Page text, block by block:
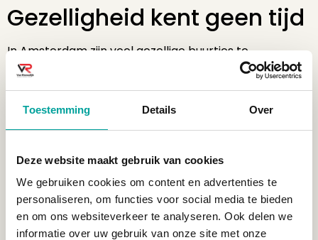
Toestemming Details Over
Deze website maakt gebruik van cookies
We gebruiken cookies om content en advertenties te
personaliseren, om functies voor social media te bieden
en om ons websiteverkeer te analyseren. Ook delen we
informatie over uw gebruik van onze site met onze
Gezelligheid kent geen tijd
In Amsterdam zijn veel gezellige buurtjes te
ontdekken. Of je dit nu zoekt in wat meer de echte
woonwijken of in het centrum. In het centrum is het
tegenwoordig wel iets beter zoeken, aangezien het
toerisme flink is toegenomen. Maar zoek je het iets
daar buiten, dan kun je veel gezelligheid verwachten.
Je kunt kiezen uit buurtkroegjes, zoals je die in de
hebt (wel centrum) of in Oost. Of zoek het
op in de buurten waar veel meer
horecagelegenheden zijn die bij elkaar zitten, zoals op
De Clerqstraat.